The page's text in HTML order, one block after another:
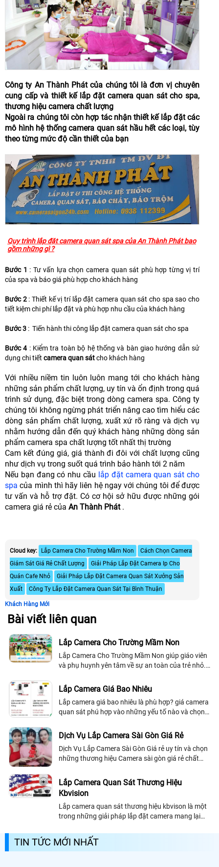
Công ty An Thành Phát của chúng tôi là đơn vị chuyên
cung cấp và thiết kế lắp đặt camera quan sát cho spa,
thương hiệu camera chất lượng
Ngoài ra chúng tôi còn hợp tác nhận thiết kế lắp đặt các
mô hình hệ thống camera quan sát hầu hết các loại, tùy
theo từng mức độ cần thiết của bạn
Quy trình lắp đặt camera quan sát spa của An Thành Phát bao
gồm những gì ?
Bước 1 : Tư vấn lựa chọn camera quan sát phù hợp từng vị trí
của spa và báo giá phù hợp cho khách hàng
Bước 2: Thiết kế vị trí lắp đặt camera quan sát cho spa sao cho
tiết kiệm chi phí lắp đặt và phù hợp nhu cầu của khách hàng
Bước 3 : Tiến hành thi công lắp đặt camera quan sát cho spa
Bước 4 : Kiểm tra toàn bộ hệ thống và bàn giao hướng dẫn sử
dụng chi tiết camera quan sátcho khách hàng
Với nhiều niềm tin luôn luôn mang tới cho khách hàng
những sản phẩm chất lượng, uy tín và ổn định trong quá
trình sử dụng, đặc biệt trong dòng camera spa. Công ty
chúng tôi không ngừng phát triển nâng cao tìm hiểu các
dòng sản phẩm chất lượng, xuất xứ rõ ràng và dịch vụ
nhằm hướng dẫn đến quý khách hàng những dòng sản
phẩm camera spa chất lượng tốt nhất thị trường
Cam kết đúng giá, giá thành đi đôi với chất lượng cũng
như dịch vụ trong suốt quá trình bảo hành tới 2 năm
Nếu bạn đang có nhu cầu lắp đặt camera quan sát cho
spa của mình thì hãy liên hệ ngay với chúng tôi để được
tư vấn và hỗ trợ đặt. Có cơ hội sở hữu được những gói
camera giá rẻ của An Thành Phát.
Cloud key: Lắp Camera Cho Trường Mầm Non
Cách Chọn Camera
Giám Sát Giá Rẻ Chất Lượng
Giải Pháp Lắp Đặt Camera Ip Cho
Quán Cafe Nhỏ
Giải Pháp Lắp Đặt Camera Quan Sát Xưởng Sản
Xuất
Công Ty Lắp Đặt Camera Quan Sát Tại Bình Thuận
Khách Hàng Mới
Bài viết liên quan
Lắp Camera Cho Trường Mầm Non
Lắp Camera Cho Trường Mầm Non giúp giáo viên
và phụ huynh yên tâm về sự an toàn của trẻ nhỏ.
chúng ta có thể theo dõi hoạt động của con em
mình mọi lúc mọi nơi
Lắp Camera Giá Bao Nhiêu
Lắp camera giá bao nhiêu là phù hợp? giá camera
quan sát phú hợp vào những yếu tố nào và chọn
dụng hệ thống camera quan sát tốt nhất...
Dịch Vụ Lắp Camera Sài Gòn Giá Rẻ
Dịch Vụ Lắp Camera Sài Gòn Giá rẻ uy tín và chọn
những thương hiệu Camera sài gòn giá rẻ chất
định, An Thành Phát giới thiệu dịch vụ lắp camera
sài gòn giá rẻ bảo hành uy tín dịch vụ tốt nhát
Lắp Camera Quan Sát Thương Hiệu
Kbvision
Lắp camera quan sát thương hiệu kbvison là một
trong những giải pháp lắp đặt camera mang lại
camera quan sát giá rẻ uy tín và chất...
TIN TỨC MỚI NHẤT